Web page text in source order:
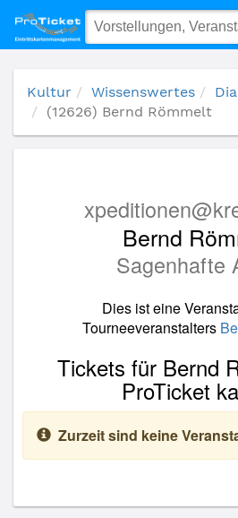
(12626) Bernd Römmelt
Kultur Wissenswertes
(12626) Bernd Römmelt
Bernd
Sagenhafte
Dies ist eine
Tourneeveranstalters
Tickets für Bernd
ProTicket
Zurzeit sind keine